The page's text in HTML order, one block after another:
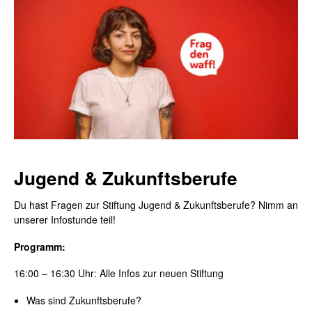
Jugend & Zukunftsberufe
Du hast Fragen zur Stiftung Jugend & Zukunftsberufe? Nimm an
unserer Infostunde teil!
Programm:
16:00 – 16:30 Uhr: Alle Infos zur neuen Stiftung
Was sind Zukunftsberufe?